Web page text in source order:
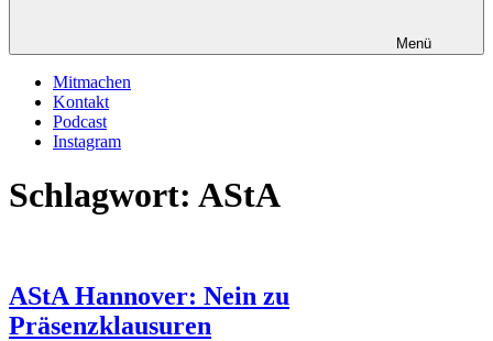
Menü
Mitmachen
Kontakt
Podcast
Instagram
Schlagwort: AStA
AStA Hannover: Nein zu
Präsenzklausuren